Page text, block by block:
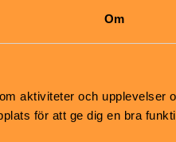
Om
aktiviteter och upplevelser
för att ge dig en bra
Djurgårdsbron.